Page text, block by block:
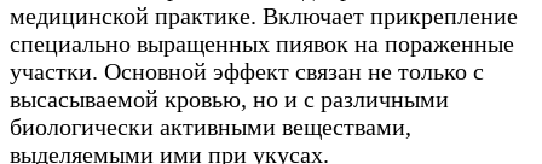
медицинской практике. Включает прикрепление
специально выращенных пиявок на пораженные
участки. Основной эффект связан не только с
высасываемой кровью, но и с различными
биологически активными веществами,
выделяемыми ими при укусах.